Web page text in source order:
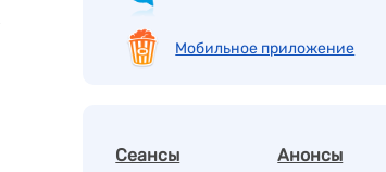
Мобильное приложение
Сеансы Анонсы